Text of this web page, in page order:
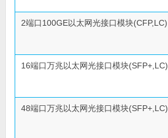
2端口100GE以太网光接口模块(CFP,LC)
16端口万兆以太网光接口模块(SFP+,LC)
48端口万兆以太网光接口模块(SFP+,LC)